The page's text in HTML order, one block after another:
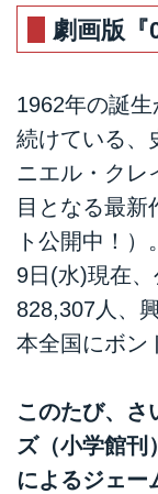
劇画版『
1962年の誕
続けている、
ニエル・クレ
目となる最新
ト公開中！
9日(水)現在
828,307人、
本全国にボン
このたび、さ
ズ（小学館刊
によるジェー